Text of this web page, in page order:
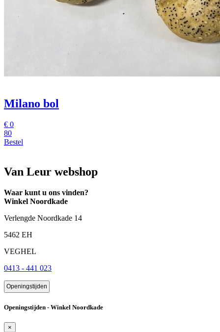
Milano bol
€ 0
80
Bestel
Van Leur webshop
Waar kunt u ons vinden?
Winkel Noordkade
Verlengde Noordkade 14
5462 EH
VEGHEL
0413 - 441 023
Openingstijden
Openingstijden - Winkel Noordkade
×